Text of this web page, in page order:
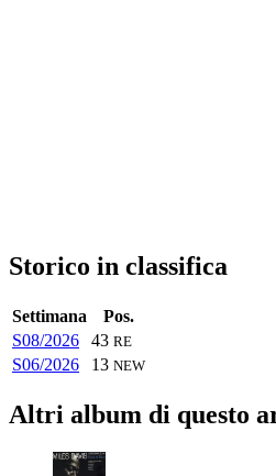
Storico in classifica
Settimana
Pos.
S08/2026
43 RE
S06/2026 13 NEW
Altri album di questo